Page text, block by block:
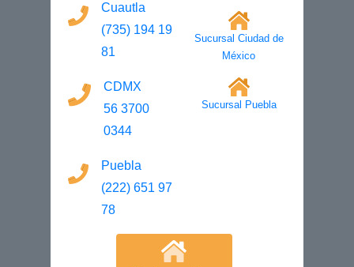
Cuautla
(735) 194 19
81
CDMX
56 3700
0344
Puebla
(222) 651 97
78
Sucursal Ciudad de
México
Sucursal Puebla